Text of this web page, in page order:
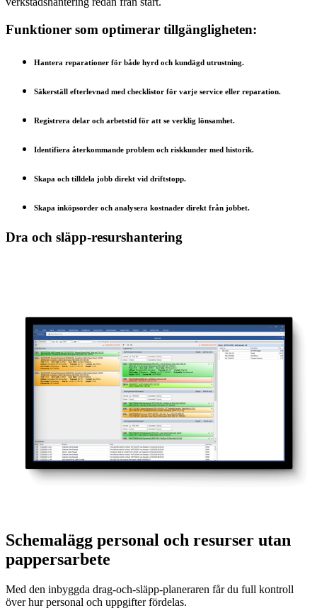
Funktioner som optimerar tillgängligheten:
Hantera reparationer för både hyrd och kundägd utrustning.
Säkerställ efterlevnad med checklistor för varje service eller reparation.
Registrera delar och arbetstid för att se verklig lönsamhet.
Identifiera återkommande problem och riskkunder med historik.
Skapa och tilldela jobb direkt vid driftstopp.
Skapa inköpsorder och analysera kostnader direkt från jobbet.
Dra och släpp-resurshantering
Schemalägg personal och resurser utan
pappersarbete
Med den inbyggda drag-och-släpp-planeraren får du full kontroll
över hur personal och uppgifter fördelas.